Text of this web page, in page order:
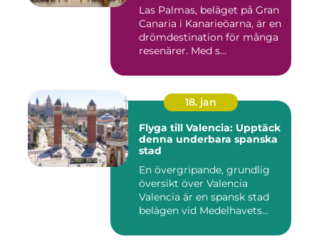
Las Palmas, beläget på Gran
Canaria i Kanarieöarna, är en
drömdestination för många
resenärer. Med s...
18. jan
Flyga till Valencia: Upptäck
denna underbara spanska
stad
En övergripande, grundlig
översikt över Valencia
Valencia är en spansk stad
belägen vid Medelhavets...